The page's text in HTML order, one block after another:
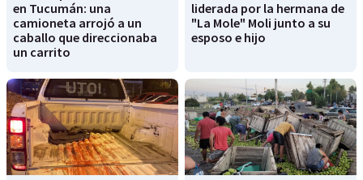
en Tucumán: una
camioneta arrojó a un
caballo que direccionaba
un carrito
liderada por la hermana de
"La Mole" Moli junto a su
esposo e hijo